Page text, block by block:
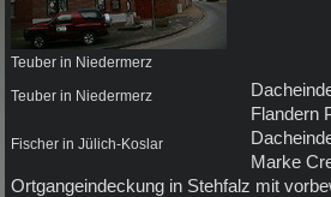
Teuber in Niedermerz
Teuber in Niedermerz
Flandern
Fischer in Jülich-Koslar
Marke
Ortgangeindeckung in Stehfalz mit